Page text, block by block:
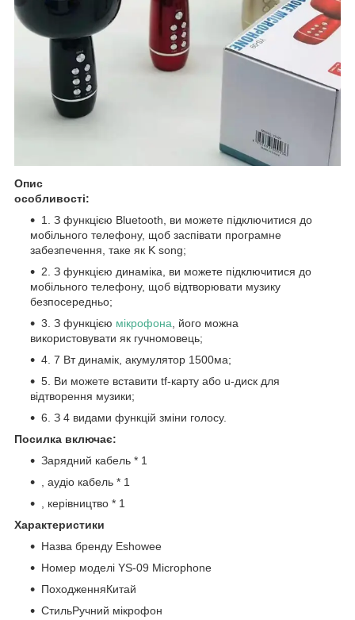
Опис
особливості:
1. З функцією Bluetooth, ви можете підключитися до
мобільного телефону, щоб заспівати програмне
забезпечення, таке як K song;
2. З функцією динаміка, ви можете підключитися до
мобільного телефону, щоб відтворювати музику
безпосередньо;
3. З функцією мікрофона , його можна
використовувати як гучномовець;
4. 7 Вт динамік, акумулятор 1500ма;
5. Ви можете вставити tf-карту або u-диск для
відтворення музики;
6. З 4 видами функцій зміни голосу.
Посилка включає:
Зарядний кабель * 1
, аудіо кабель * 1
, керівництво * 1
Характеристики
Назва бренду Eshowee
Номер моделі YS-09 Microphone
ПоходженняКитай
СтильРучний мікрофон